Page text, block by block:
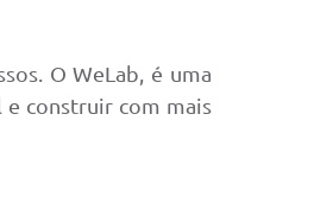
O WeLab, é uma
e construir com mais